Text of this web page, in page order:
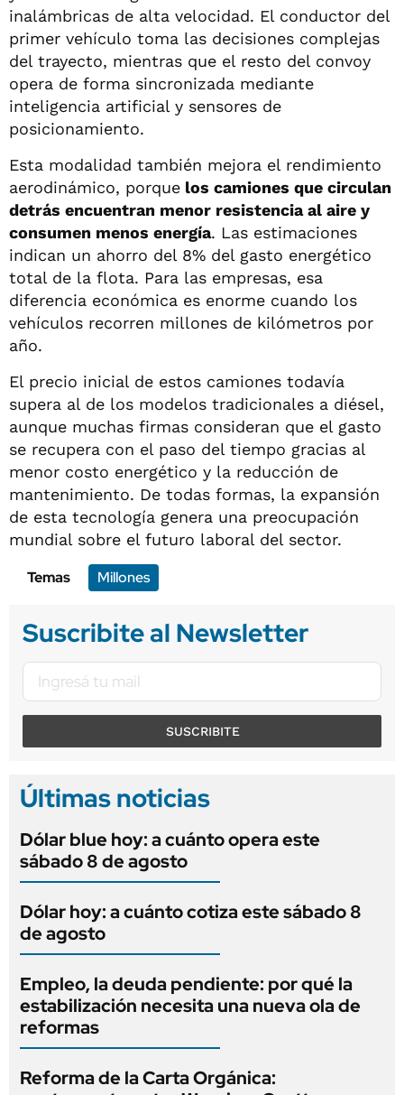
inalámbricas de alta velocidad. El conductor del
primer vehículo toma las decisiones complejas
del trayecto, mientras que el resto del convoy
opera de forma sincronizada mediante
inteligencia artificial y sensores de
posicionamiento.
Esta modalidad también mejora el rendimiento
aerodinámico, porque los camiones que circulan
detrás encuentran menor resistencia al aire y
consumen menos energía. Las estimaciones
indican un ahorro del 8% del gasto energético
total de la flota. Para las empresas, esa
diferencia económica es enorme cuando los
vehículos recorren millones de kilómetros por
año.
El precio inicial de estos camiones todavía
supera al de los modelos tradicionales a diésel,
aunque muchas firmas consideran que el gasto
se recupera con el paso del tiempo gracias al
menor costo energético y la reducción de
mantenimiento. De todas formas, la expansión
de esta tecnología genera una preocupación
mundial sobre el futuro laboral del sector.
Temas
Millones
Suscribite al Newsletter
SUSCRIBITE
Últimas noticias
Dólar blue hoy: a cuánto opera este
sábado 8 de agosto
Dólar hoy: a cuánto cotiza este sábado 8
de agosto
Empleo, la deuda pendiente: por qué la
estabilización necesita una nueva ola de
reformas
Reforma de la Carta Orgánica: